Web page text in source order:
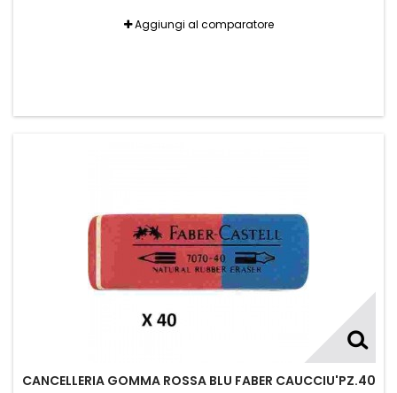
Aggiungi al comparatore
CANCELLERIA GOMMA ROSSA BLU FABER CAUCCIU'PZ.40